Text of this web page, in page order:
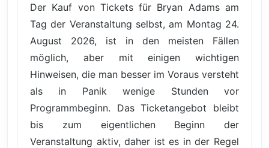
Der Kauf von Tickets für Bryan Adams am
Tag der Veranstaltung selbst, am Montag 24.
August 2026, ist in den meisten Fällen
möglich, aber mit einigen wichtigen
Hinweisen, die man besser im Voraus versteht
als in Panik wenige Stunden vor
Programmbeginn. Das Ticketangebot bleibt
bis zum eigentlichen Beginn der
Veranstaltung aktiv, daher ist es in der Regel